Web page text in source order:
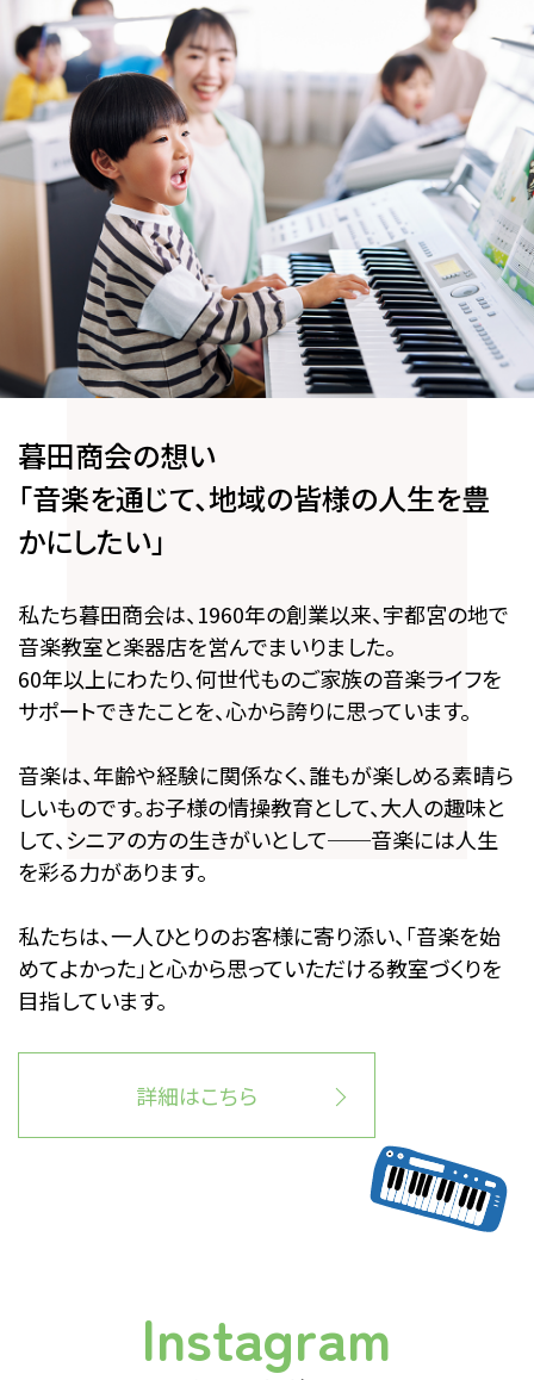
暮田商会の想い
「音楽を通じて、地域の皆様の人生を豊
かにしたい」
私たち暮田商会は、1960年の創業以来、宇都宮の地で
音楽教室と楽器店を営んでまいりました。
60年以上にわたり、何世代ものご家族の音楽ライフを
サポートできたことを、心から誇りに思っています。
音楽は、年齢や経験に関係なく、誰もが楽しめる素晴ら
しいものです。お子様の情操教育として、大人の趣味と
して、シニアの方の生きがいとして──音楽には人生
を彩る力があります。
私たちは、一人ひとりのお客様に寄り添い、「音楽を始
めてよかった」と心から思っていただける教室づくりを
目指しています。
詳細はこちら
Instagram